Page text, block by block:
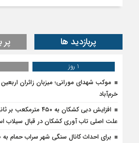
پربازدید ها
1 روز
موکب شهدای مورانی؛ میزبان زائران
خرم‌آباد
افزایش دبی کشکان به ۴۵۰
علت اصلی تاب آوری کشکان در قبال سیلاب